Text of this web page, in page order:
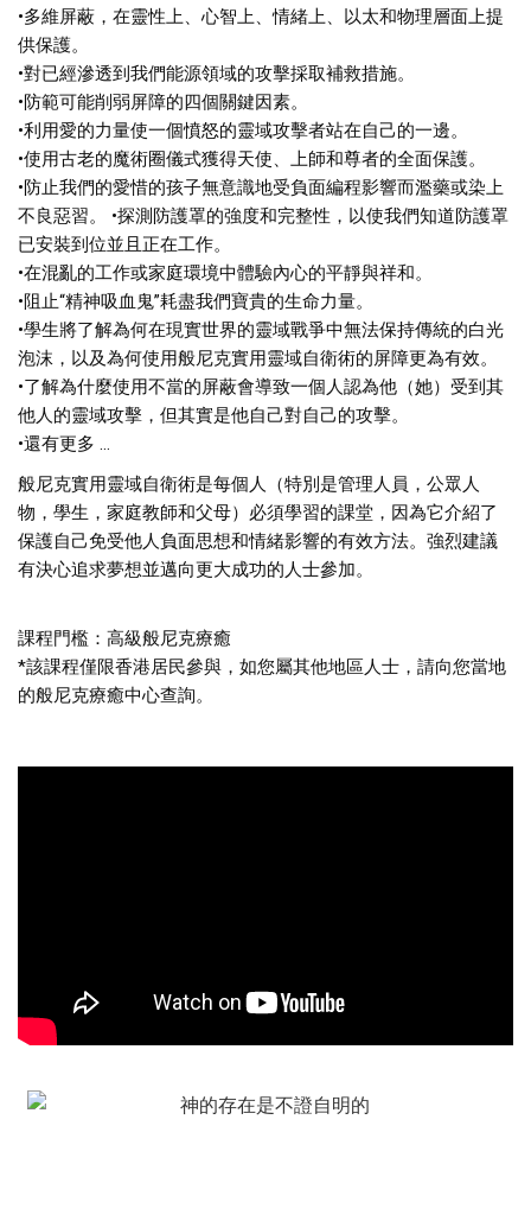
•多維屏蔽，在靈性上、心智上、情緒上、以太和物理層面上提
供保護。
•對已經滲透到我們能源領域的攻擊採取補救措施。
•防範可能削弱屏障的四個關鍵因素。
•利用愛的力量使一個憤怒的靈域攻擊者站在自己的一邊。
•使用古老的魔術圈儀式獲得天使、上師和尊者的全面保護。
•防止我們的愛惜的孩子無意識地受負面編程影響而濫藥或染上
不良惡習。 •探測防護罩的強度和完整性，以使我們知道防護罩
已安裝到位並且正在工作。
•在混亂的工作或家庭環境中體驗內心的平靜與祥和。
•阻止“精神吸血鬼”耗盡我們寶貴的生命力量。
•學生將了解為何在現實世界的靈域戰爭中無法保持傳統的白光
泡沫，以及為何使用般尼克實用靈域自衛術的屏障更為有效。
•了解為什麼使用不當的屏蔽會導致一個人認為他（她）受到其
他人的靈域攻擊，但其實是他自己對自己的攻擊。
•還有更多 …
般尼克實用靈域自衛術是每個人（特別是管理人員，公眾人
物，學生，家庭教師和父母）必須學習的課堂，因為它介紹了
保護自己免受他人負面思想和情緒影響的有效方法。強烈建議
有決心追求夢想並邁向更大成功的人士參加。
課程門檻：高級般尼克療癒
*該課程僅限香港居民參與，如您屬其他地區人士，請向您當地
的般尼克療癒中心查詢。